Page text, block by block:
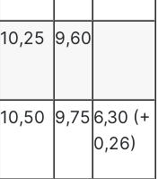
10,25 9,60
10,50 9,75 6,30 (+
0,26)